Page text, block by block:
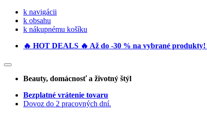
k navigácii
k obsahu
k nákupnému košíku
🔥 HOT DEALS 🔥 Až do -30 % na vybrané produkty!
Beauty, domácnosť a životný štýl
Bezplatné vrátenie tovaru
Dovoz do 2 pracovných dní.